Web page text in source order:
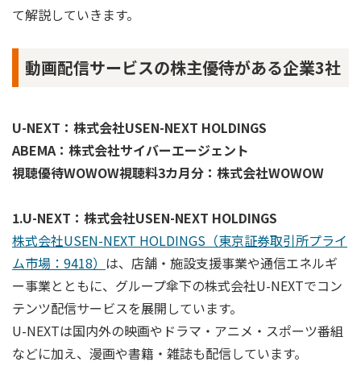
て解説していきます。
動画配信サービスの株主優待がある企業3社
U-NEXT：株式会社USEN-NEXT HOLDINGS
ABEMA：株式会社サイバーエージェント
視聴優待WOWOW視聴料3カ月分：株式会社WOWOW
1.U-NEXT：株式会社USEN-NEXT HOLDINGS
株式会社USEN-NEXT HOLDINGS（東京証券取引所プライ
ム市場：9418） は、店舗・施設支援事業や通信エネルギ
ー事業とともに、グループ傘下の株式会社U-NEXTでコン
テンツ配信サービスを展開しています。
U-NEXTは国内外の映画やドラマ・アニメ・スポーツ番組
などに加え、漫画や書籍・雑誌も配信しています。